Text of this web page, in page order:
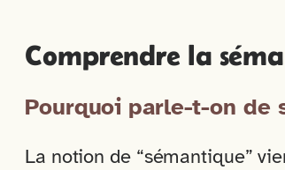
Comprendre la
Pourquoi parle-t-on de
La notion de “sémantique”